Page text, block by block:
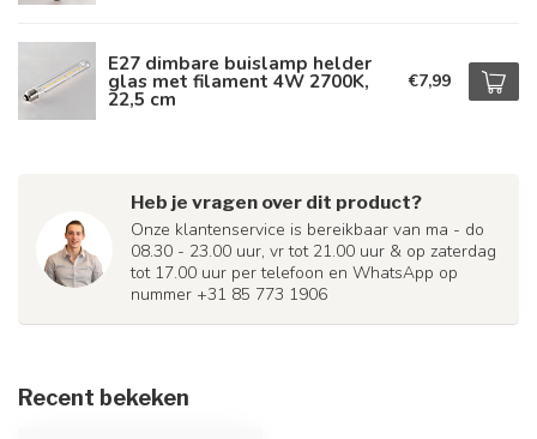
E27 dimbare buislamp helder
glas met filament 4W 2700K,
22,5 cm
€7,99
Heb je vragen over dit product?
Onze klantenservice is bereikbaar van ma - do
08.30 - 23.00 uur, vr tot 21.00 uur & op zaterdag
tot 17.00 uur per telefoon en WhatsApp op
nummer +31 85 773 1906
Recent bekeken